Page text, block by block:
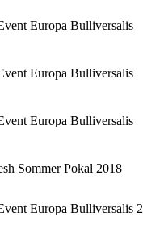
Europa Bulliversalis
Europa Bulliversalis
Europa Bulliversalis
Sommer Pokal 2018
Europa Bulliversalis 2